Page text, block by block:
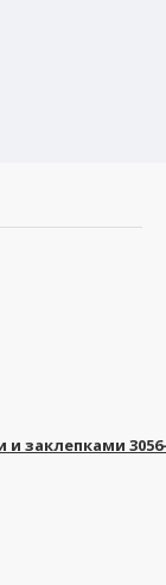
заклепками